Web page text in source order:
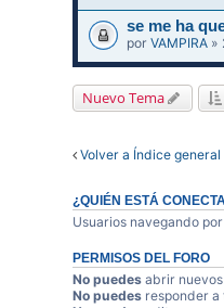
se me ha
porVAMPIRA »
Nuevo Tema
Volver a Índice general
¿QUIÉN ESTÁ
Usuarios navegando
PERMISOS DEL FORO
No puedes abrir
No puedes responder a